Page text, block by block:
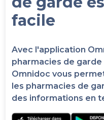
facile
Avec l'application
pharmacies de
Omnidoc vous
les pharmacies de
des informations en